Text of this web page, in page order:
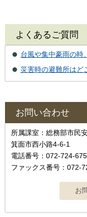
よくあるご質問
台風や集中豪雨の時
災害時の避難所はど
お問い合わせ
所属課室：総務部市民
箕面市西小路4‐6‐1
電話番号：072-724-
ファックス番号：072-